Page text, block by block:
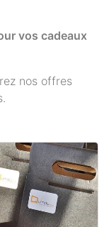
vos cadeaux
nos offres